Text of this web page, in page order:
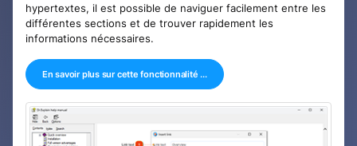
hypertextes, il est possible de naviguer facilement entre les
différentes sections et de trouver rapidement les
informations nécessaires.
En savoir plus sur cette fonctionnalité ...